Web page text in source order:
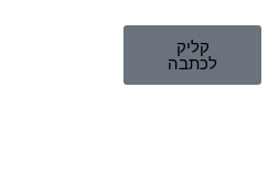
קליק
לכתבה